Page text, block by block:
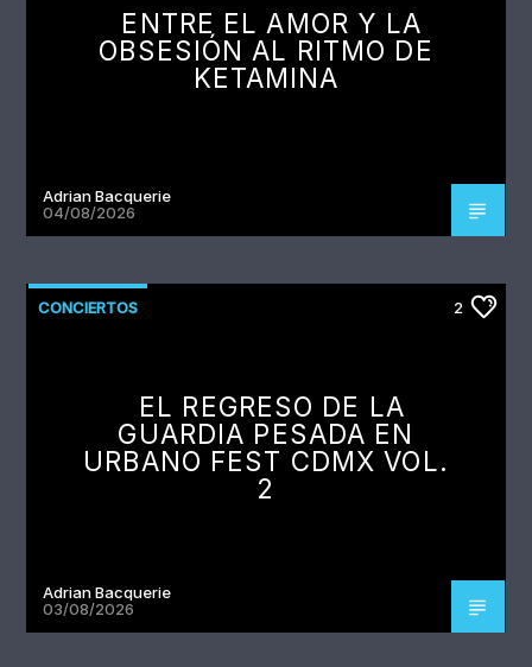
ENTRE EL AMOR Y LA
OBSESIÓN AL RITMO DE
KETAMINA
Adrian Bacquerie
04/08/2026
CONCIERTOS 2
EL REGRESO DE LA
GUARDIA PESADA EN
URBANO FEST CDMX VOL.
2
Adrian Bacquerie
03/08/2026